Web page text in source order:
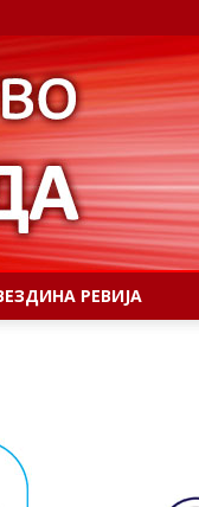
РЕВИЈА